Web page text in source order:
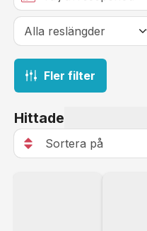
Fler filter
Hittade